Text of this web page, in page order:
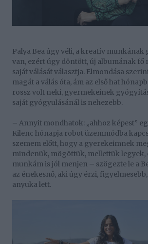
Palya Bea úgy véli, a kreatív
van, ezért úgy döntött, új albumának
saját válását választja. Elmondása
magát a válás óta, ám az első hat
rossz volt neki, gyermekeinek
saját gyógyulásánál is nehezebb.
– Annyit mondhatok: „ahhoz képest”
Kilenc hónapja robot üzemmódba
szemem előtt, hogy a gyerekeimnek
mindenük, mögöttük, mellettük legyek,
munkám is jól menjen – szögezte le a
az énekesnő, aki úgy érzi,
anyuka lett.